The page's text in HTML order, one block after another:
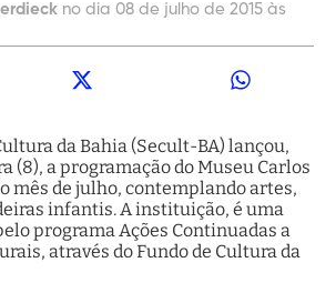
no dia 08 de julho de 2015 às
da Bahia (Secult-BA) lançou,
(8), a programação do Museu Carlos
mês de julho, contemplando artes,
infantis. A instituição, é uma
programa Ações Continuadas a
através do Fundo de Cultura da